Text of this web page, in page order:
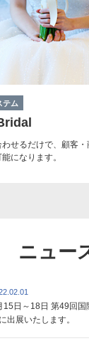
テム
せるだけで、顧客・
になります。
ニュー
15日～18日 第49回国
出展いたします。